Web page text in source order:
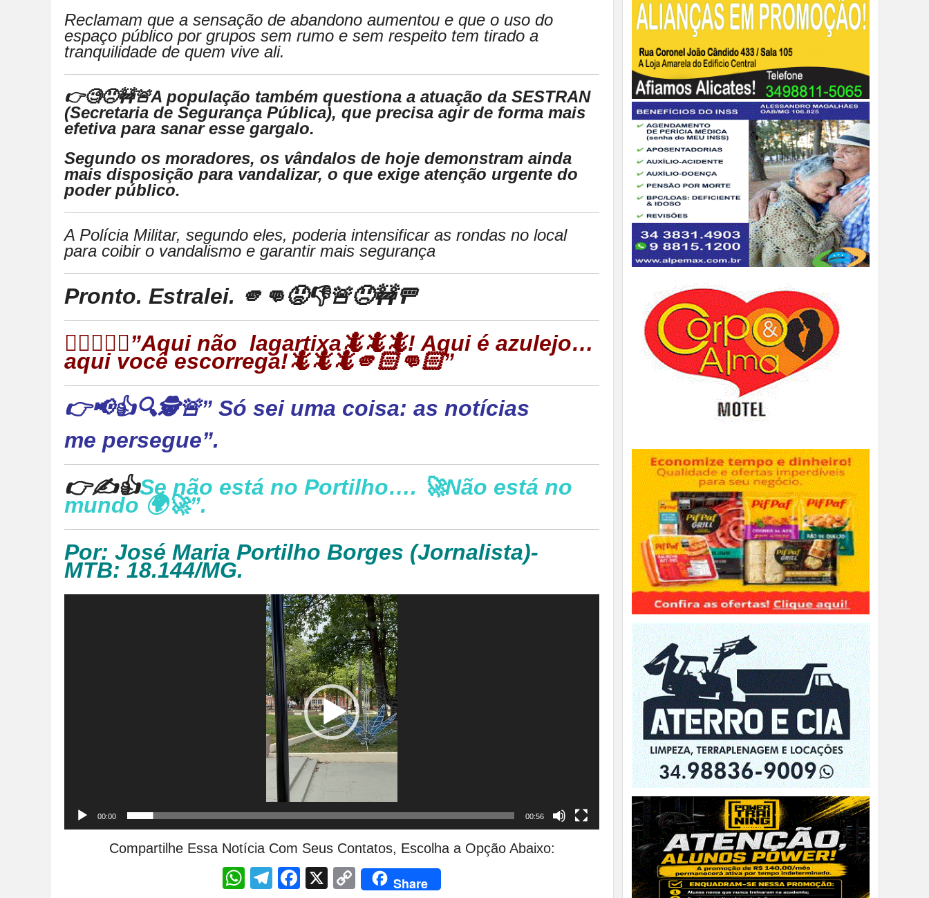
Reclamam que a sensação de abandono aumentou e que o uso do
espaço público por grupos sem rumo e sem respeito tem tirado a
tranquilidade de quem vive ali.
👉🧐😠🚧🚨A população também questiona a atuação da SESTRAN
(Secretaria de Segurança Pública), que precisa agir de forma mais
efetiva para sanar esse gargalo.
Segundo os moradores, os vândalos de hoje demonstram ainda
mais disposição para vandalizar, o que exige atenção urgente do
poder público.
A Polícia Militar, segundo eles, poderia intensificar as rondas no local
para coibir o vandalismo e garantir mais segurança
Pronto. Estralei. 🫵👊😡👎🚨😠🚧🚥
👉🏻🦎🦎🦎”Aqui não lagartixa🦎🦎🦎! Aqui é azulejo…
aqui você escorrega!🦎🦎🦎🫵🏻👊🏻”
👉📢👍🔍🕵🚨” Só sei uma coisa: as notícias
me persegue”.
👉✍👍Se não está no Portilho…. 🚀Não está no
mundo 🌍🚀”.
Por: José Maria Portilho Borges (Jornalista)-
MTB: 18.144/MG.
00:00 00:56
Compartilhe Essa Notícia Com Seus Contatos, Escolha a Opção Abaixo:
WhatsApp
Telegram
Facebook
X CopyShare